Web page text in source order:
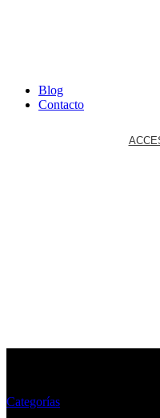
Blog
Contacto
Categorías